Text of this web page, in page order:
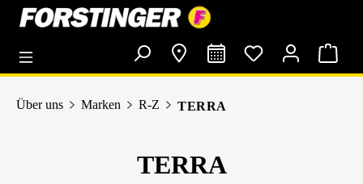
springen
Über uns Marken R-Z TERRA
TERRA